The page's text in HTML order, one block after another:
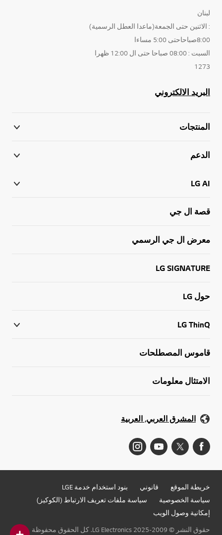
لبنان
: الاثنين حتى الجمعة(ماعدا العطل الرسمية)
8:00صباحاحتى 5:00 مساءا
السبت : 08:00 صباحا حتى ال 12:00 ظهرا
1273
البريد الالكتروني
المنتجات
الدعم
LG AI
قصة ال جي
معرض ال جي الرسمي
LG SIGNATURE
حول LG
LG ThinQ
قاموس المصطلحات
الامتثال معلومات
المشرق العربي, العربية
خريطة الموقع قانوني
بنود استخدام خدمة LGE
سياسة الخصوصية
سياسة ملفات تعريف الارتباط (الكوكيز)
إمكانية وصول الويب
حقوق النشر © 2009-2025 LG Electronics. كل الحقوق محفوظة